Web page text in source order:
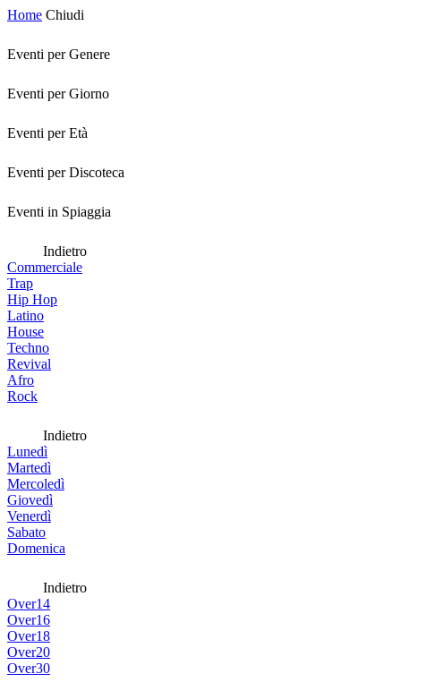
Home Chiudi
Eventi per Genere
Eventi per Giorno
Eventi per Età
Eventi per Discoteca
Eventi in Spiaggia
Indietro
Commerciale
Trap
Hip Hop
Latino
House
Techno
Revival
Afro
Rock
Indietro
Lunedì
Martedì
Mercoledì
Giovedì
Venerdì
Sabato
Domenica
Indietro
Over14
Over16
Over18
Over20
Over30